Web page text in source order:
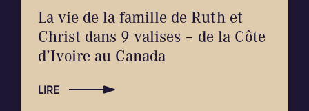
La vie de la famille de Ruth et
Christ dans 9 valises – de la Côte
d’Ivoire au Canada
LIRE